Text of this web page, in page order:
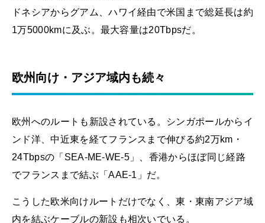
ドネシアからグアム、ハワイ経由で米国まで総延長は約
1万5000kmに及ぶ。最大容量は20Tbpsだ。
欧州向け・アジア域内も続々
欧州へのルートも新設されている。シンガポールからイ
ンド洋、中近東を経てフランスまで伸びる約2万km・
24Tbpsの「SEA-ME-WE-5」、香港からほぼ同じ経路
でフランスまで結ぶ「AAE-1」だ。
こうした欧米向けルートだけでなく、東・東南アジア域
内を結ぶケーブルの新設も相次いでいる。